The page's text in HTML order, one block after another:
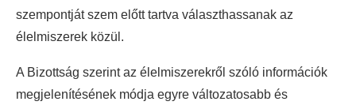
szempontját szem előtt tartva választhassanak az
élelmiszerek közül.
A Bizottság szerint az élelmiszerekről szóló információk
megjelenítésének módja egyre változatosabb és